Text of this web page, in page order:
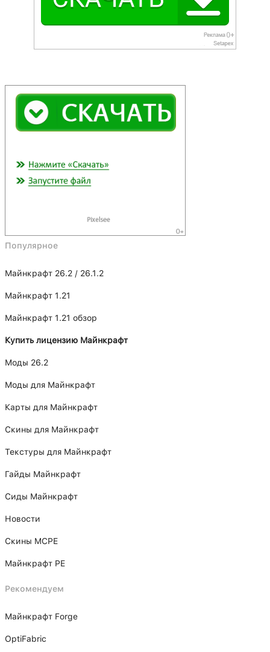
Популярное
Майнкрафт 26.2 / 26.1.2
Майнкрафт 1.21
Майнкрафт 1.21 обзор
Купить лицензию Майнкрафт
Моды 26.2
Моды для Майнкрафт
Карты для Майнкрафт
Скины для Майнкрафт
Текстуры для Майнкрафт
Гайды Майнкрафт
Сиды Майнкрафт
Новости
Скины MCPE
Майнкрафт PE
Рекомендуем
Майнкрафт Forge
OptiFabric